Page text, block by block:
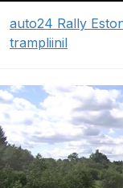
auto24 Rally
trampliinil